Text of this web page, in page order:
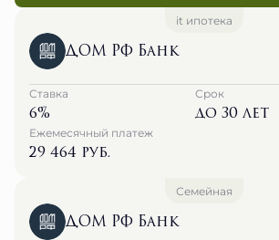
ДОМ РФ Банк
Ставка
6% до 30 лет
Ежемесячный платеж
29 464 руб.
ДОМ РФ Банк
Ставка